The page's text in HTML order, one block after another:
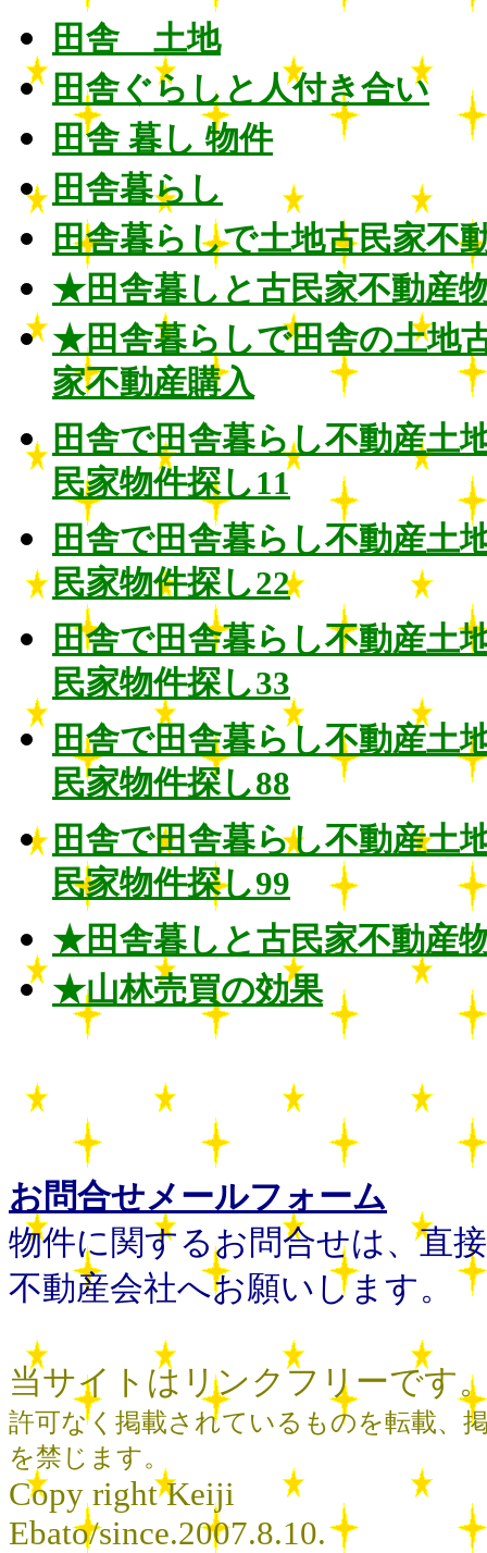
田舎 土地
田舎ぐらしと人付き合い
田舎 暮し 物件
田舎暮らし
田舎暮らしで土地古民家不
★田舎暮しと古民家不動産
★田舎暮らしで田舎の土地
家不動産購入
田舎で田舎暮らし不動産土
民家物件探し11
田舎で田舎暮らし不動産土
民家物件探し22
田舎で田舎暮らし不動産土
民家物件探し33
田舎で田舎暮らし不動産土
民家物件探し88
田舎で田舎暮らし不動産土
民家物件探し99
★田舎暮しと古民家不動産
★山林売買の効果
お問合せメールフォーム
物件に関するお問合せは、直
不動産会社へお願いします。
当サイトはリンクフリーです
許可なく掲載されているものを転載、
を禁じます。
Copy right Keiji
Ebato/since.2007.8.10.